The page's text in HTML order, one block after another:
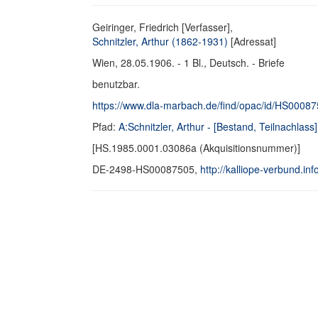
Geiringer, Friedrich [Verfasser],
Schnitzler, Arthur (1862-1931) [Adressat]
Wien, 28.05.1906. - 1 Bl., Deutsch. - Briefe
benutzbar.
https://www.dla-marbach.de/find/opac/id/
Pfad: A:Schnitzler, Arthur - [Bestand, Teilnachlass]
[HS.1985.0001.03086a (Akquisitionsnummer)]
DE-2498-HS00087505, http://kalliope-